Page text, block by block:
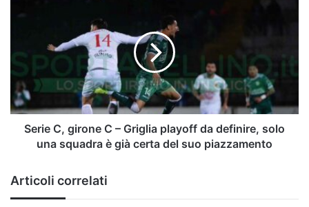
Griglia
playoff
da
definire,
solo
già
certa
Serie C, girone C – Griglia playoff da definire, solo
una squadra è già certa del suo piazzamento
Articoli correlati